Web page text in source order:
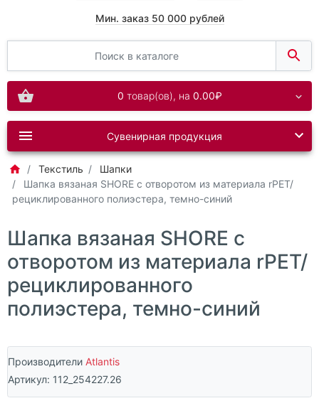
Мин. заказ 50 000 рублей
0 товар(ов), на 0.00₽
Сувенирная продукция
Текстиль
Шапки
Шапка вязаная SHORE с отворотом из материала rPET/
рециклированного полиэстера, темно-синий
Шапка вязаная SHORE с
отворотом из материала rPET/
рециклированного
полиэстера, темно-синий
Производители Atlantis
Артикул: 112_254227.26